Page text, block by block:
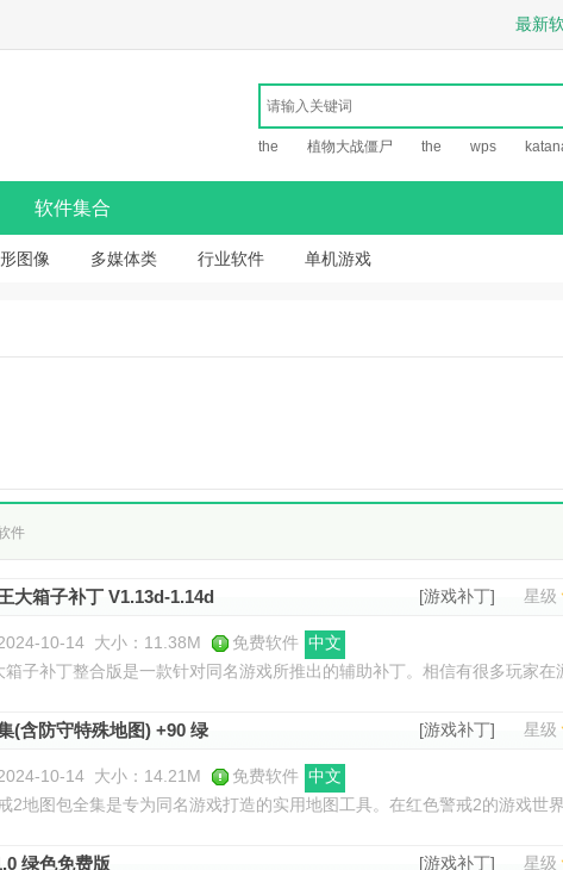
最新
the 植物大战僵尸 the wps
软件集合
图像 多媒体类 行业软件 单机游戏
件
大箱子补丁 V1.13d-1.14d
[游戏补丁] 星级
10-14 大小：11.38M 免费软件 中文
补丁整合版是一款针对同名游戏所推出的辅助补丁。相信有很多玩家在
(含防守特殊地图) +90 绿
[游戏补丁] 星级
10-14 大小：14.21M 免费软件 中文
图包全集是专为同名游戏打造的实用地图工具。在红色警戒2的游戏世
绿色免费版 [游戏补丁] 星级